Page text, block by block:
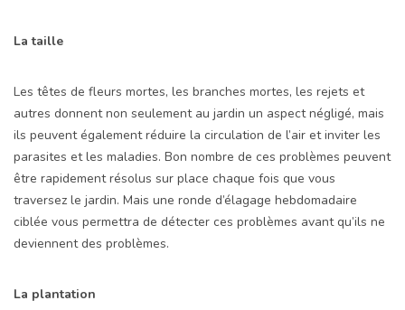
La taille
Les têtes de fleurs mortes, les branches mortes, les rejets et
autres donnent non seulement au jardin un aspect négligé, mais
ils peuvent également réduire la circulation de l’air et inviter les
parasites et les maladies. Bon nombre de ces problèmes peuvent
être rapidement résolus sur place chaque fois que vous
traversez le jardin. Mais une ronde d’élagage hebdomadaire
ciblée vous permettra de détecter ces problèmes avant qu’ils ne
deviennent des problèmes.
La plantation